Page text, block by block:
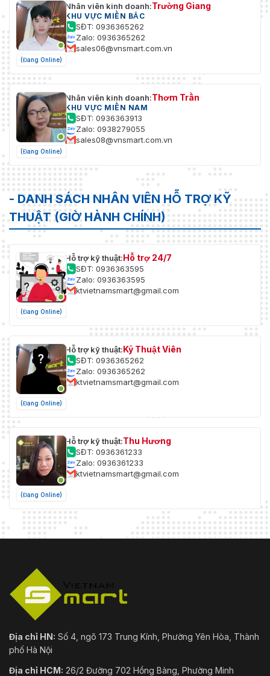
(Đang Online)
Nhân viên kinh doanh:Trường Giang
KHU VỰC MIỀN BẮC
SĐT: 0936365262
Zalo: 0936365262
sales06@vnsmart.com.vn
(Đang Online)
Nhân viên kinh doanh:Thơm Trần
KHU VỰC MIỀN NAM
SĐT: 0936363913
Zalo: 0938279055
sales08@vnsmart.com.vn
- DANH SÁCH NHÂN VIÊN HỖ TRỢ KỸ
THUẬT (GIỜ HÀNH CHÍNH)
(Đang Online)
Hỗ trợ kỹ thuật:Hỗ trợ 24/7
SĐT: 0936363595
Zalo: 0936363595
ktvietnamsmart@gmail.com
(Đang Online)
Hỗ trợ kỹ thuật:Kỹ Thuật Viên
SĐT: 0936365262
Zalo: 0936365262
ktvietnamsmart@gmail.com
(Đang Online)
Hỗ trợ kỹ thuật:Thu Hương
SĐT: 0936361233
Zalo: 0936361233
ktvietnamsmart@gmail.com
Địa chỉ HN: Số 4, ngõ 173 Trung Kính, Phường Yên Hòa, Thành
phố Hà Nội
Địa chỉ HCM: 26/2 Đường 702 Hồng Bàng, Phường Minh